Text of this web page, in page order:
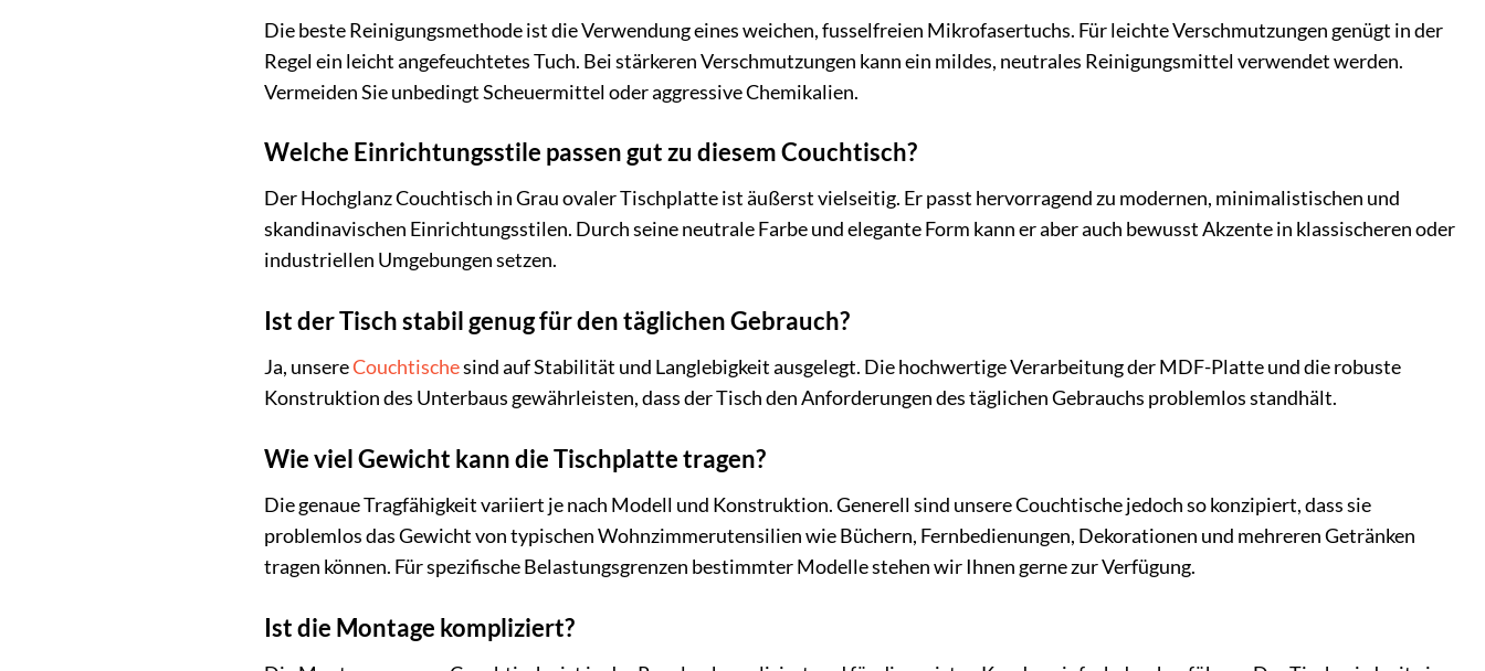
Die beste Reinigungsmethode ist die Verwendung eines weichen, fusselfreien Mikrofasertuchs. Für leichte Verschmutzungen genügt in der
Regel ein leicht angefeuchtetes Tuch. Bei stärkeren Verschmutzungen kann ein mildes, neutrales Reinigungsmittel verwendet werden.
Vermeiden Sie unbedingt Scheuermittel oder aggressive Chemikalien.
Welche Einrichtungsstile passen gut zu diesem Couchtisch?
Der Hochglanz Couchtisch in Grau ovaler Tischplatte ist äußerst vielseitig. Er passt hervorragend zu modernen, minimalistischen und
skandinavischen Einrichtungsstilen. Durch seine neutrale Farbe und elegante Form kann er aber auch bewusst Akzente in klassischeren oder
industriellen Umgebungen setzen.
Ist der Tisch stabil genug für den täglichen Gebrauch?
Ja, unsereCouchtischesind auf Stabilität und Langlebigkeit ausgelegt. Die hochwertige Verarbeitung der MDF-Platte und die robuste
Konstruktion des Unterbaus gewährleisten, dass der Tisch den Anforderungen des täglichen Gebrauchs problemlos standhält.
Wie viel Gewicht kann die Tischplatte tragen?
Die genaue Tragfähigkeit variiert je nach Modell und Konstruktion. Generell sind unsere Couchtische jedoch so konzipiert, dass sie
problemlos das Gewicht von typischen Wohnzimmerutensilien wie Büchern, Fernbedienungen, Dekorationen und mehreren Getränken
tragen können. Für spezifische Belastungsgrenzen bestimmter Modelle stehen wir Ihnen gerne zur Verfügung.
Ist die Montage kompliziert?